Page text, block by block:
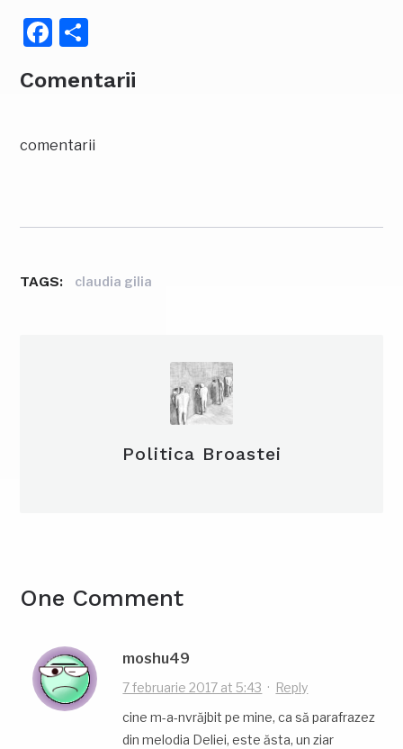
Facebook
Comentarii
comentarii
TAGS: claudia gilia
Politica Broastei
One Comment
moshu49
7 februarie 2017 at 5:43 · Reply
cine m-a-nvrăjbit pe mine, ca să parafrazez
din melodia Deliei, este ăsta, un ziar